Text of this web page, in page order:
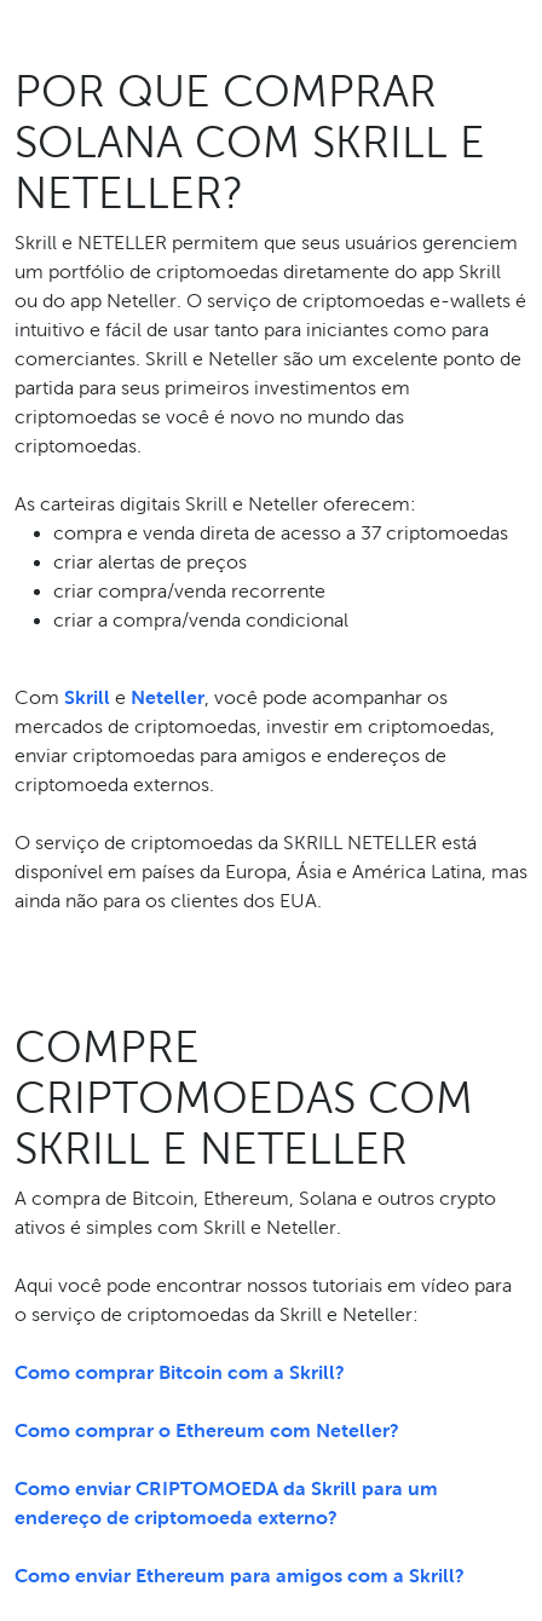
POR QUE COMPRAR
SOLANA COM SKRILL E
NETELLER?
Skrill e NETELLER permitem que seus usuários gerenciem
um portfólio de criptomoedas diretamente do app Skrill
ou do app Neteller. O serviço de criptomoedas e-wallets é
intuitivo e fácil de usar tanto para iniciantes como para
comerciantes. Skrill e Neteller são um excelente ponto de
partida para seus primeiros investimentos em
criptomoedas se você é novo no mundo das
criptomoedas.
As carteiras digitais Skrill e Neteller oferecem:
compra e venda direta de acesso a 37 criptomoedas
criar alertas de preços
criar compra/venda recorrente
criar a compra/venda condicional
Com Skrill e Neteller , você pode acompanhar os
mercados de criptomoedas, investir em criptomoedas,
enviar criptomoedas para amigos e endereços de
criptomoeda externos.
O serviço de criptomoedas da SKRILL NETELLER está
disponível em países da Europa, Ásia e América Latina, mas
ainda não para os clientes dos EUA.
COMPRE
CRIPTOMOEDAS COM
SKRILL E NETELLER
A compra de Bitcoin, Ethereum, Solana e outros crypto
ativos é simples com Skrill e Neteller.
Aqui você pode encontrar nossos tutoriais em vídeo para
o serviço de criptomoedas da Skrill e Neteller:
Como comprar Bitcoin com a Skrill?
Como comprar o Ethereum com Neteller?
Como enviar CRIPTOMOEDA da Skrill para um
endereço de criptomoeda externo?
Como enviar Ethereum para amigos com a Skrill?